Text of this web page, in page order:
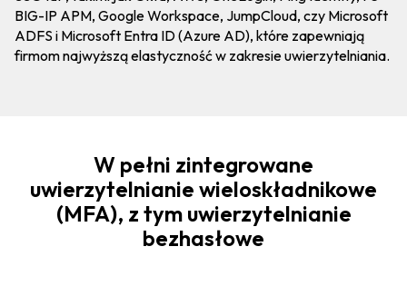
BIG-IP APM, Google Workspace, JumpCloud, czy Microsoft
ADFS i Microsoft Entra ID (Azure AD), które zapewniają
firmom najwyższą elastyczność w zakresie uwierzytelniania.
W pełni zintegrowane
uwierzytelnianie wieloskładnikowe
(MFA), z tym uwierzytelnianie
bezhasłowe